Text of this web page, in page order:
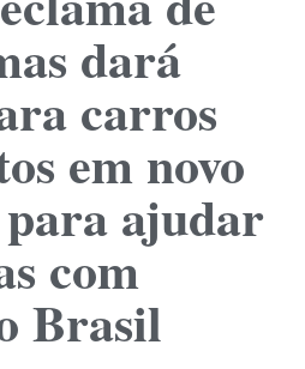
dará
carros
em novo
ajudar
com
Brasil